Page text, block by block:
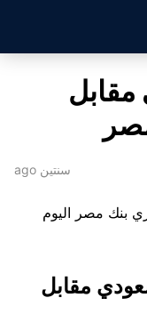
مقابل
سنتين ago
بنك مصر اليوم
مقابل